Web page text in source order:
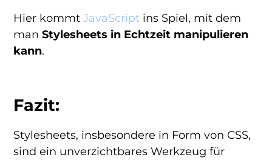
Hier kommtJavaScript ins Spiel, mit dem
manStylesheets in Echtzeit manipulieren
kann.
Fazit:
Stylesheets, insbesondere in Form von CSS,
sind ein unverzichtbares Werkzeug für